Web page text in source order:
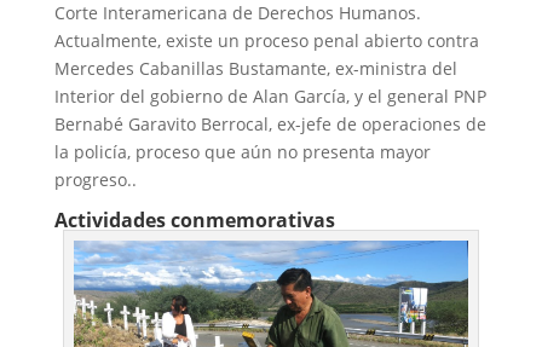
Corte Interamericana de Derechos Humanos.
Actualmente, existe un proceso penal abierto contra
Mercedes Cabanillas Bustamante, ex-ministra del
Interior del gobierno de Alan García, y el general PNP
Bernabé Garavito Berrocal, ex-jefe de operaciones de
la policía, proceso que aún no presenta mayor
progreso..
Actividades conmemorativas